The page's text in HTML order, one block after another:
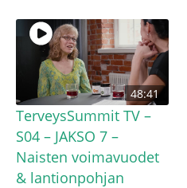
48:41
TerveysSummit TV –
S04 – JAKSO 7 –
Naisten voimavuodet
& lantionpohjan